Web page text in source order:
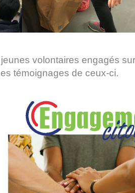
volontaires engagés
témoignages de ceux-ci.